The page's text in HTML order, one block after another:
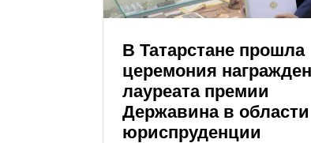
В Татарстане прошла
церемония
лауреата премии
Державина в области
юриспруденции